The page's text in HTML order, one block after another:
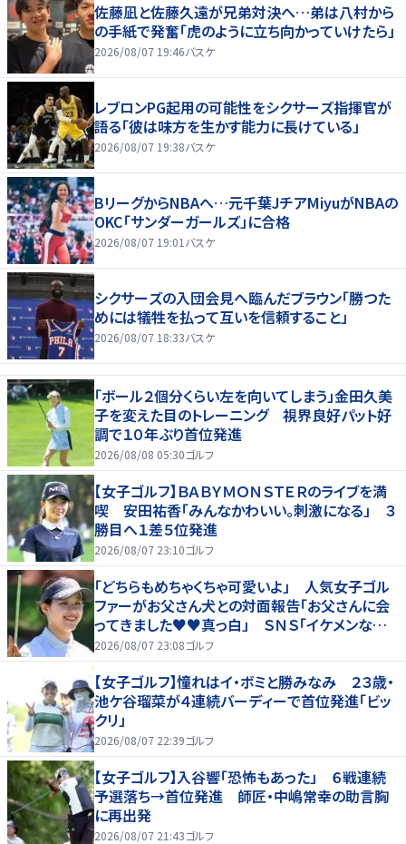
佐藤凪と佐藤久遠が兄弟対決へ…弟は八村から
の手紙で発奮「虎のように立ち向かっていけたら」
2026/08/07 19:46バスケ
レブロンPG起用の可能性をシクサーズ指揮官が
語る「彼は味方を生かす能力に長けている」
2026/08/07 19:38バスケ
BリーグからNBAへ…元千葉JチアMiyuがNBAの
OKC「サンダーガールズ」に合格
2026/08/07 19:01 バスケ
シクサーズの入団会見へ臨んだブラウン「勝つた
めには犠牲を払って互いを信頼すること」
2026/08/07 18:33バスケ
「ボール２個分くらい左を向いてしまう」金田久美
子を変えた目のトレーニング 視界良好パット好
調で１０年ぶり首位発進
2026/08/08 05:30ゴルフ
【女子ゴルフ】ＢＡＢＹＭＯＮＳＴＥＲのライブを満
喫 安田祐香「みんなかわいい。刺激になる」 ３
勝目へ１差５位発進
2026/08/07 23:10ゴルフ
「どちらもめちゃくちゃ可愛いよ」 人気女子ゴル
ファーがお父さん犬との対面報告「お父さんに会
ってきました♥♥真っ白」 ＳＮＳ「イケメンなお
父さん」「白戸家入りするんですか？」
2026/08/07 23:08ゴルフ
【女子ゴルフ】憧れはイ・ボミと勝みなみ ２３歳・
池ケ谷瑠菜が４連続バーディーで首位発進「ビッ
クリ」
2026/08/07 22:39ゴルフ
【女子ゴルフ】入谷響「恐怖もあった」 ６戦連続
予選落ち→首位発進 師匠・中嶋常幸の助言胸
に再出発
2026/08/07 21:43ゴルフ